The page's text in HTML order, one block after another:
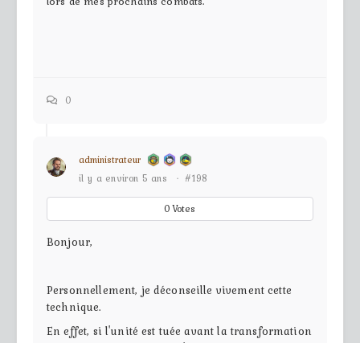
0
administrateur
il y a environ 5 ans
· #198
0Votes
Bonjour,
Personnellement, je déconseille vivement cette
technique.
En effet, si l'unité est tuée avant la transformation